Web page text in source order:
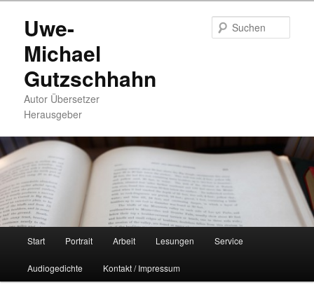
primären
springen
Uwe-
Michael
Gutzschhahn
Autor Übersetzer
Herausgeber
Start Portrait Arbeit Lesungen Service
Audiogedichte Kontakt / Impressum